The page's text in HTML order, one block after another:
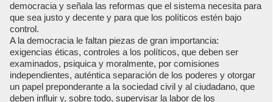
democracia y señala las reformas que el sistema necesita para
que sea justo y decente y para que los políticos estén bajo
control.
A la democracia le faltan piezas de gran importancia:
exigencias éticas, controles a los políticos, que deben ser
examinados, psiquica y moralmente, por comisiones
independientes, auténtica separación de los poderes y otorgar
un papel preponderante a la sociedad civil y al ciudadano, que
deben influir y, sobre todo, supervisar la labor de los